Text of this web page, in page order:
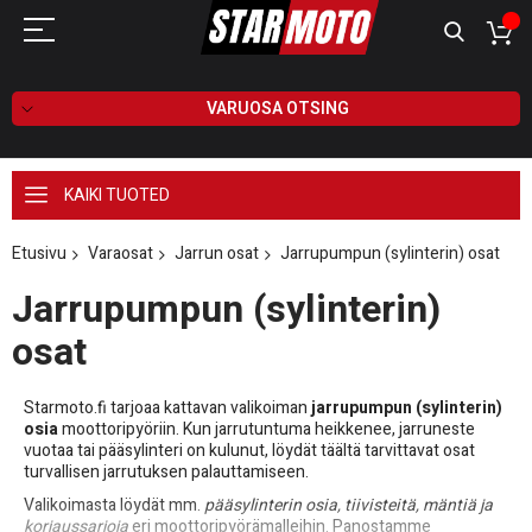
VARUOSA OTSING
KAIKI TUOTED
Etusivu Varaosat Jarrun osat Jarrupumpun (sylinterin) osat
Jarrupumpun (sylinterin)
osat
Starmoto.fi tarjoaa kattavan valikoiman jarrupumpun (sylinterin)
osiamoottoripyöriin. Kun jarrutuntuma heikkenee, jarruneste
vuotaa tai pääsylinteri on kulunut, löydät täältä tarvittavat osat
turvallisen jarrutuksen palauttamiseen.
Valikoimasta löydät mm.pääsylinterin osia, tiivisteitä, mäntiä ja
korjaussarjojaeri moottoripyörämalleihin. Panostamme